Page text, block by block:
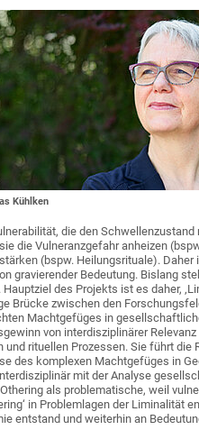
Kühlken
die den
die Vulneranzgefahr anheizen
(bspw. Heilungsrituale). Daher
gravierender Bedeutung. Bislang
des Projekts ist es daher,
zwischen den
Machtgefüges in
von interdisziplinärer
rituellen Prozessen. Sie führt die
des komplexen Machtgefüges in
mit der Analyse
als problematische, weil
in Problemlagen der Liminalität
entstand und weiterhin an